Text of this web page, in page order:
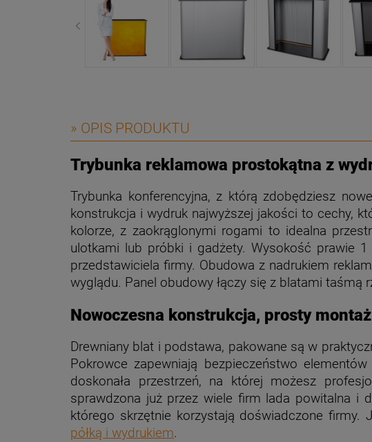
» OPIS PRODUKTU
Trybunka reklamowa prostokątna z
Trybunka konferencyjna, z którą zdobędziesz
konstrukcja i wydruk najwyższej jakości to cechy,
kolorze, z zaokrąglonymi rogami to idealna
ulotkami lub próbki i gadżety. Wysokość prawie
przedstawiciela firmy. Obudowa z nadrukiem
wyglądu. Panel obudowy łączy się z blatami taśmą
Nowoczesna konstrukcja, prosty
Drewniany blat i podstawa, pakowane są w
Pokrowce zapewniają bezpieczeństwo
doskonała przestrzeń, na której możesz
sprawdzona już przez wiele firm lada powitalna i
którego skrzętnie korzystają doświadczone
półką i wydrukiem.